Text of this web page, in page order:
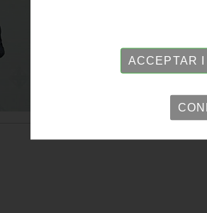
ACCEPTAR